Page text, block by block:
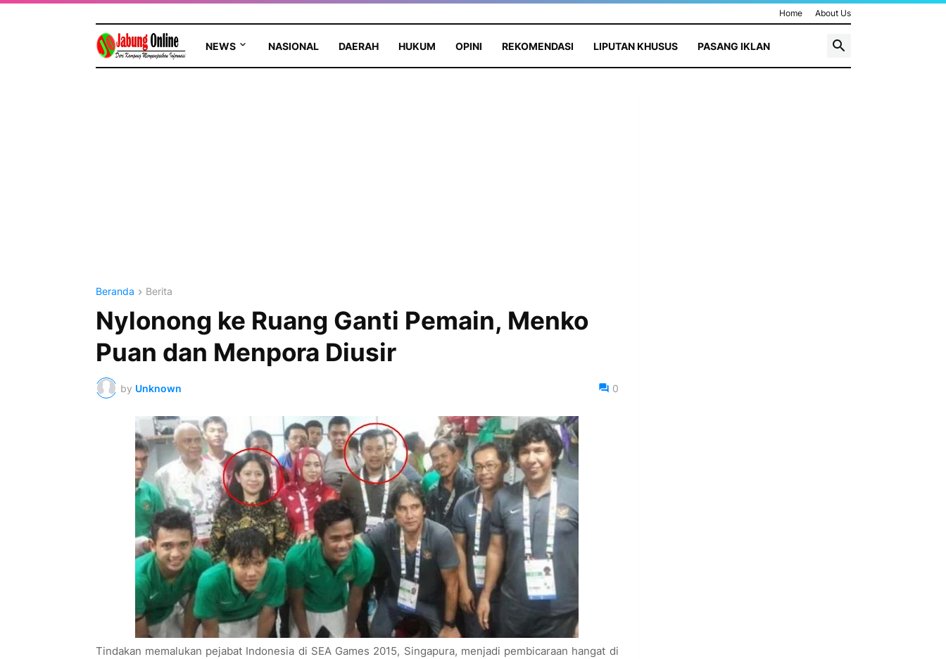
Home About Us
NEWS NASIONAL DAERAH HUKUM OPINI REKOMENDASI LIPUTAN KHUSUS PASANG IKLAN
Beranda Berita
Nylonong ke Ruang Ganti Pemain, Menko
Puan dan Menpora Diusir
by Unknown 0
Tindakan memalukan pejabat Indonesia di SEA Games 2015, Singapura, menjadi pembicaraan hangat di